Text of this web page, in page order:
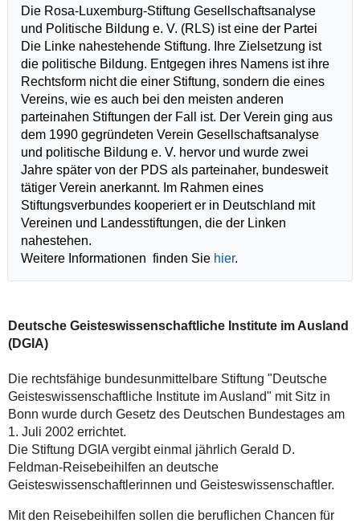
Die Rosa-Luxemburg-Stiftung Gesellschaftsanalyse
und Politische Bildung e. V. (RLS) ist eine der Partei
Die Linke nahestehende Stiftung. Ihre Zielsetzung ist
die politische Bildung. Entgegen ihres Namens ist ihre
Rechtsform nicht die einer Stiftung, sondern die eines
Vereins, wie es auch bei den meisten anderen
parteinahen Stiftungen der Fall ist. Der Verein ging aus
dem 1990 gegründeten Verein Gesellschaftsanalyse
und politische Bildung e. V. hervor und wurde zwei
Jahre später von der PDS als parteinaher, bundesweit
tätiger Verein anerkannt. Im Rahmen eines
Stiftungsverbundes kooperiert er in Deutschland mit
Vereinen und Landesstiftungen, die der Linken
nahestehen.
Weitere Informationen finden Sie hier.
Deutsche Geisteswissenschaftliche Institute im Ausland
(DGIA)
Die rechtsfähige bundesunmittelbare Stiftung "Deutsche
Geisteswissenschaftliche Institute im Ausland" mit Sitz in
Bonn wurde durch Gesetz des Deutschen Bundestages am
1. Juli 2002 errichtet.
Die Stiftung DGIA vergibt einmal jährlich Gerald D.
Feldman-Reisebeihilfen an deutsche
Geisteswissenschaftlerinnen und Geisteswissenschaftler.
Mit den Reisebeihilfen sollen die beruflichen Chancen für